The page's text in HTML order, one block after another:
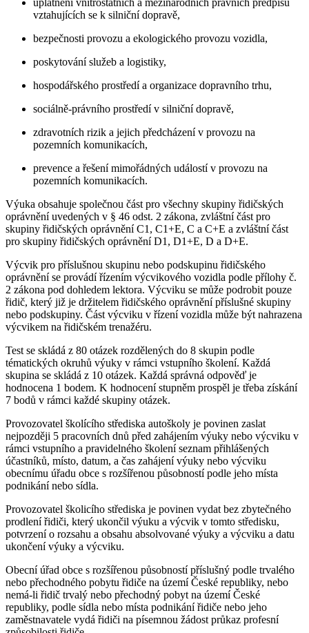
vztahujících se k silniční dopravě,
bezpečnosti provozu a ekologického provozu vozidla,
poskytování služeb a logistiky,
hospodářského prostředí a organizace dopravního trhu,
sociálně-právního prostředí v silniční dopravě,
zdravotních rizik a jejich předcházení v provozu na
pozemních komunikacích,
prevence a řešení mimořádných událostí v provozu na
pozemních komunikacích.
Výuka obsahuje společnou část pro všechny skupiny řidičských
oprávnění uvedených v § 46 odst. 2 zákona, zvláštní část pro
skupiny řidičských oprávnění C1, C1+E, C a C+E a zvláštní část
pro skupiny řidičských oprávnění D1, D1+E, D a D+E.
Výcvik pro příslušnou skupinu nebo podskupinu řidičského
oprávnění se provádí řízením výcvikového vozidla podle přílohy č.
2 zákona pod dohledem lektora. Výcviku se může podrobit pouze
řidič, který již je držitelem řidičského oprávnění příslušné skupiny
nebo podskupiny. Část výcviku v řízení vozidla může být nahrazena
výcvikem na řidičském trenažéru.
Test se skládá z 80 otázek rozdělených do 8 skupin podle
tématických okruhů výuky v rámci vstupního školení. Každá
skupina se skládá z 10 otázek. Každá správná odpověď je
hodnocena 1 bodem. K hodnocení stupněm prospěl je třeba získání
7 bodů v rámci každé skupiny otázek.
Provozovatel školícího střediska autoškoly je povinen zaslat
nejpozději 5 pracovních dnů před zahájením výuky nebo výcviku v
rámci vstupního a pravidelného školení seznam přihlášených
účastníků, místo, datum, a čas zahájení výuky nebo výcviku
obecnímu úřadu obce s rozšířenou působností podle jeho místa
podnikání nebo sídla.
Provozovatel školicího střediska je povinen vydat bez zbytečného
prodlení řidiči, který ukončil výuku a výcvik v tomto středisku,
potvrzení o rozsahu a obsahu absolvované výuky a výcviku a datu
ukončení výuky a výcviku.
Obecní úřad obce s rozšířenou působností příslušný podle trvalého
nebo přechodného pobytu řidiče na území České republiky, nebo
nemá-li řidič trvalý nebo přechodný pobyt na území České
republiky, podle sídla nebo místa podnikání řidiče nebo jeho
zaměstnavatele vydá řidiči na písemnou žádost průkaz profesní